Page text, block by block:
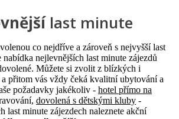
last minute
co nejdříve a zároveň s nejvyšší last
nabídka nejlevnějších last minute zájezdů
Můžete si zvolit z blízkých i
a přitom vás vždy čeká kvalitní ubytování a
požadavky jakékoliv - hotel přímo na
dovolená s dětskými kluby -
last minute zájezdech naleznete akční